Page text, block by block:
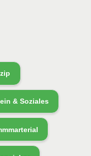
& Soziales